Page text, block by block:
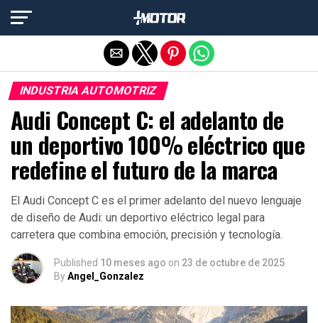
INDUSTRIA AUTOMOTRIZ
Audi Concept C: el adelanto de
un deportivo 100% eléctrico que
redefine el futuro de la marca
El Audi Concept C es el primer adelanto del nuevo lenguaje
de diseño de Audi: un deportivo eléctrico legal para
carretera que combina emoción, precisión y tecnología.
Published 10 meses ago on 23 de octubre de 2025
ByAngel_Gonzalez
Salir de la versión móvil